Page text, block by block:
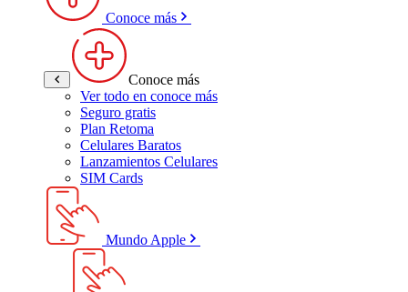
Conoce más
Conoce más
Ver todo en conoce más
Seguro gratis
Plan Retoma
Celulares Baratos
Lanzamientos Celulares
SIM Cards
Mundo Apple